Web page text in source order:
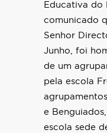
Educativa do
comunicado
Senhor
Junho, foi
de um
pela escola
e
escola sede